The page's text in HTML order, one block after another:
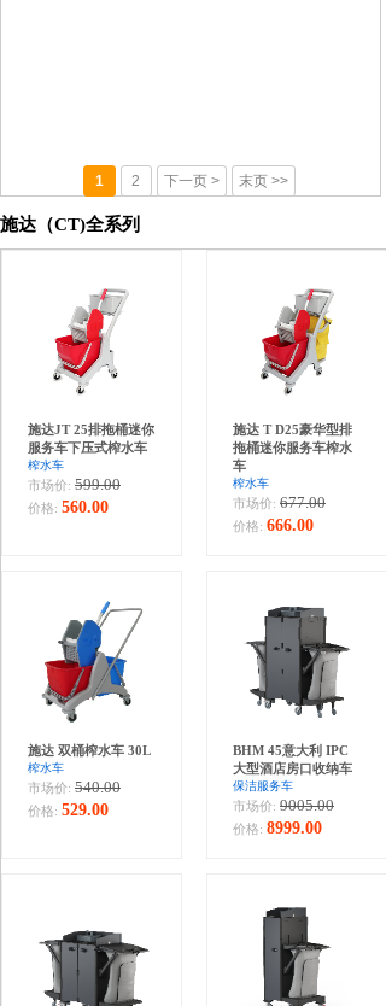
1 2 下一页 > 末页 >>
施达JT 25排拖桶迷你
服务车下压式榨水车
榨水车
市场价: 599.00
价格: 560.00
施达 T D25豪华型排
拖桶迷你服务车榨水
车
榨水车
市场价: 677.00
价格: 666.00
施达 双桶榨水车 30L
榨水车
市场价: 540.00
价格: 529.00
BHM 45意大利 IPC
大型酒店房口收纳车
保洁服务车
市场价: 9005.00
价格: 8999.00
施达（CT)全系列